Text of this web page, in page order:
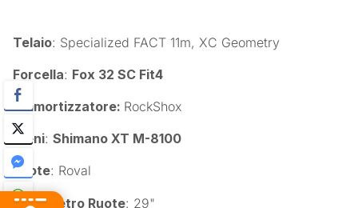
Telaio: Specialized FACT 11m, XC Geometry
Forcella: Fox 32 SC Fit4
Ammortizzatore: RockShox
Freni:Shimano XT M-8100
Ruote: Roval
Diametro Ruote: 29"